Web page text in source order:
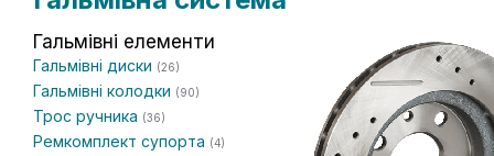
Гальмівні елементи
Гальмівні диски (26)
Гальмівні колодки (90)
Трос ручника (36)
Ремкомплект супорта (4)